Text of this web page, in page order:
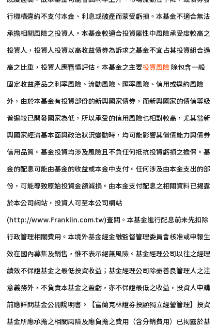
行機構違約不支付本金、利息或破產而蒙受虧損。本基金不適合無法
承擔相關風險之投資人。本基金較適合投資屬性中風險承受度較高之
投資人，投資人投資以高收益債券為訴求之基金不宜占其投資組合過
高之比重，投資人應審慎評估。本基金之主要投資風險 除包含一般
固定收益產品之利率風險、流動風險、匯率風險、信用或違約風險
外，由於本基金有投資部份的新興國家債券，而新興國家的債信等級
普遍較已開發國家為低，所以承受的信用風險也相對較高，尤其當新
興國家經濟基本面與政治狀況變動時，均可能影響其償債能力與債券
信用品質。基金投資均涉及風險且不負任何抵抗投資虧損之擔保。基
金的配息可能由基金的收益或本金中支付。任何涉及由本金支出的部
份，可能導致原始投資金額減損。由本金支付配息之相關資料已揭露
於本公司網站，投資人可至本公司網站
(http://www.Franklin.com.tw)查閱。本基金進行配息前未先扣除
行政管理相關費用。本境外基金經金融監督管理委員會核准或申報生
效在國內募集及銷售，惟不表示絕無風險。基金經理公司以往之經理
績效不保證基金之最低投資收益；基金經理公司除盡善良管理人之注
意義務外，不負責本基金之盈虧，亦不保證最低之收益，投資人申購
前應詳閱基金公開說明書。【富蘭克林證券投顧獨立經營管理】投資
基金所應承擔之相關風險及應負擔之費用（含分銷費用）已揭露於基